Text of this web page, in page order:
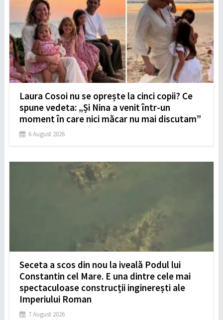
Laura Cosoi nu se oprește la cinci copii? Ce
spune vedeta: „Și Nina a venit într-un
moment în care nici măcar nu mai discutam”
6 August 2026
Seceta a scos din nou la iveală Podul lui
Constantin cel Mare. E una dintre cele mai
spectaculoase construcții inginerești ale
Imperiului Roman
7 August 2026